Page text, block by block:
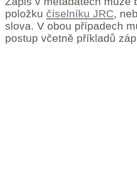
položku číselníku JRC,
slova. V obou případech
postup včetně příkladů